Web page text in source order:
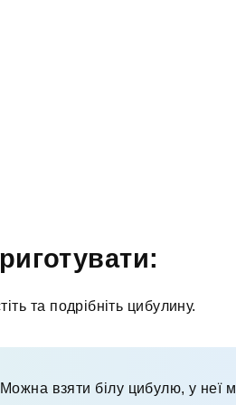
та подрібніть цибулину.
Можна взяти білу цибулю, у неї